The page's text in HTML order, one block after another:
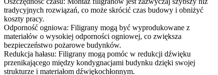
tradycyjnych rozwiązań, co może skrócić czas budowy i obniżyć
koszty pracy.
Odporność ogniowa: Filigrany mogą być wyprodukowane z
materiałów o wysokiej odporności ogniowej, co zwiększa
bezpieczeństwo pożarowe budynków.
Redukcja hałasu: Filigrany mogą pomóc w redukcji dźwięku
przenikającego między kondygnacjami budynku dzięki swojej
strukturze i materiałom dźwiękochłonnym.